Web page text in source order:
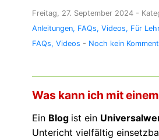
Freitag, 27. September 2024 -
Anleitungen FAQs Videos Für
FAQs Videos - Noch kein
Was kann ich mit
Ein Blog ist ein
Untericht vielfältig